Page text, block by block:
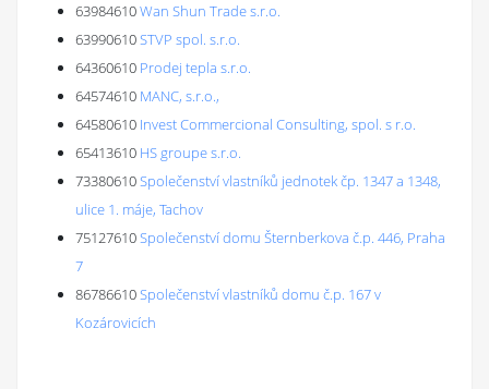
63984610Wan Shun Trade s.r.o.
63990610STVP spol. s.r.o.
64360610 Prodej tepla s.r.o.
64574610 MANC, s.r.o.,
64580610 Invest Commercional Consulting, spol. s r.o.
65413610 HS groupe s.r.o.
73380610Společenství vlastníků jednotek čp. 1347 a 1348,
ulice 1. máje, Tachov
75127610Společenství domu Šternberkova č.p. 446, Praha
7
86786610Společenství vlastníků domu č.p. 167 v
Kozárovicích